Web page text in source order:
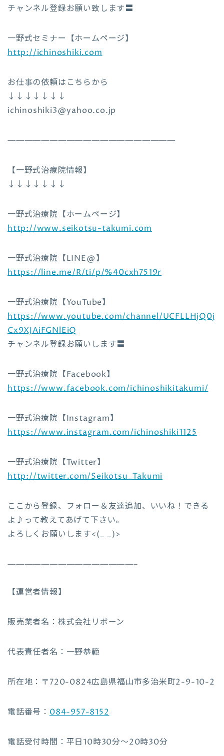
チャンネル登録お願い致します〓
一野式セミナー【ホームページ】
http://ichinoshiki.com
お仕事の依頼はこちらから
↓↓↓↓↓↓↓
ichinoshiki3@yahoo.co.jp
————————————————————
【一野式治療院情報】
↓↓↓↓↓↓↓
一野式治療院【ホームページ】
http://www.seikotsu-takumi.com
一野式治療院【LINE@】
https://line.me/R/ti/p/%40cxh7519r
一野式治療院【YouTube】
https://www.youtube.com/channel/UCFLLHjQ0j
Cx9XJAiFGNlEiQ
チャンネル登録お願いします〓
一野式治療院【Facebook】
https://www.facebook.com/ichinoshikitakumi/
一野式治療院【Instagram】
https://www.instagram.com/ichinoshiki1125
一野式治療院【Twitter】
http://twitter.com/Seikotsu_Takumi
ここから登録、フォロー＆友達追加、いいね！できる
よ♪って教えてあげて下さい。
よろしくお願いします<(_ _)>
———————————————–
【運営者情報】
販売業者名：株式会社リボーン
代表責任者名：一野恭範
所在地：〒720-0824広島県福山市多治米町2-9-10-2
電話番号： 084-957-8152
電話受付時間：平日10時30分〜20時30分